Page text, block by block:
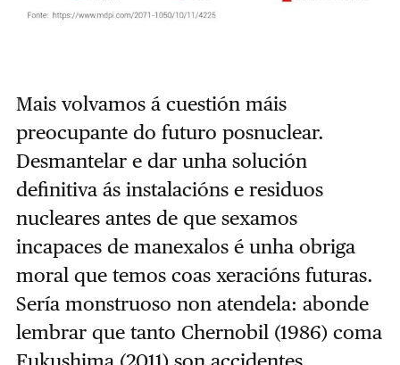
Mais volvamos á cuestión máis
preocupante do futuro posnuclear.
Desmantelar e dar unha solución
definitiva ás instalacións e residuos
nucleares antes de que sexamos
incapaces de manexalos é unha obriga
moral que temos coas xeracións futuras.
Sería monstruoso non atendela: abonde
lembrar que tanto Chernobil (1986) coma
Fukushima (2011) son accidentes